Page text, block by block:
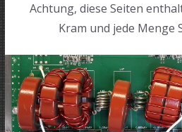
Achtung, diese Seiten
Kram und jede Menge